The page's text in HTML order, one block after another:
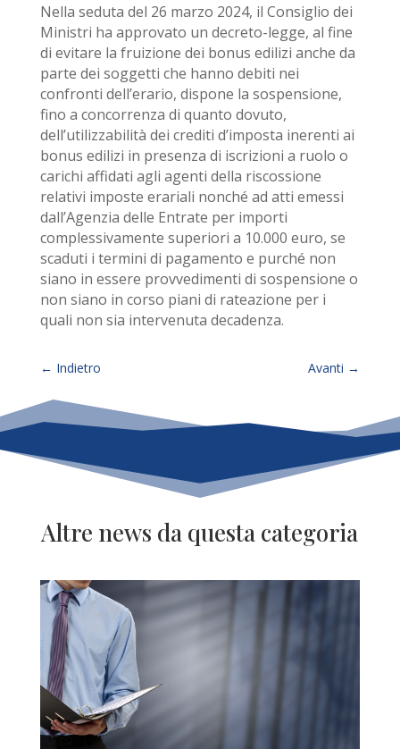
Nella seduta del 26 marzo 2024, il Consiglio dei
Ministri ha approvato un decreto-legge, al fine
di evitare la fruizione dei bonus edilizi anche da
parte dei soggetti che hanno debiti nei
confronti dell’erario, dispone la sospensione,
fino a concorrenza di quanto dovuto,
dell’utilizzabilità dei crediti d’imposta inerenti ai
bonus edilizi in presenza di iscrizioni a ruolo o
carichi affidati agli agenti della riscossione
relativi imposte erariali nonché ad atti emessi
dall’Agenzia delle Entrate per importi
complessivamente superiori a 10.000 euro, se
scaduti i termini di pagamento e purché non
siano in essere provvedimenti di sospensione o
non siano in corso piani di rateazione per i
quali non sia intervenuta decadenza.
← Indietro Avanti →
Altre news da questa categoria